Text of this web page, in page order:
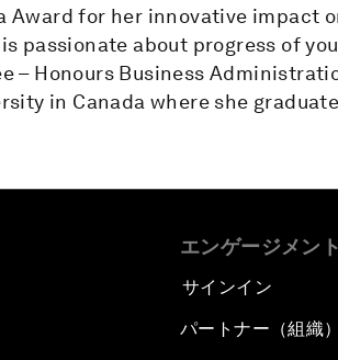
Award for her innovative impact
is passionate about progress of
– Honours Business
in Canada where she
エンゲージメント
サインイン
パートナー（組織